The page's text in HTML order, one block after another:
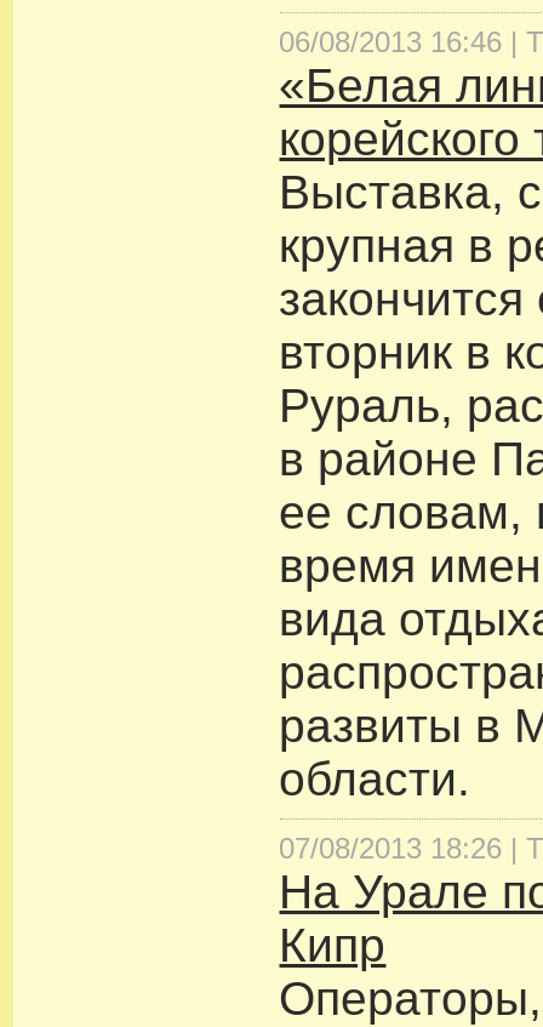
06/08/2013 16:46 |
«Белая
корейского
Выставка,
крупная в
закончится
вторник в
Рураль,
в районе
ее словам,
время
вида
развиты в
области.
07/08/2013 18:26 |
На Урале
Кипр